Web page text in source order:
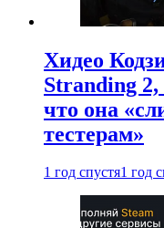
Хидео
Stranding
что она
тестерам»
1 год спустя1 год